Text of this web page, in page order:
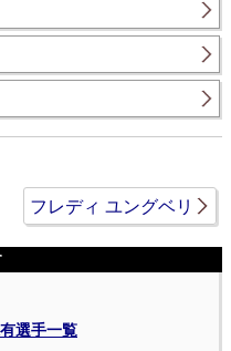
フレディ ユングベリ
選手一覧